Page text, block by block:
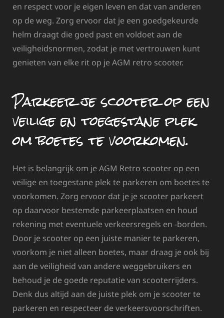
en respect voor je eigen leven en dat van anderen
op de weg. Zorg ervoor dat je een goedgekeurde
helm draagt die goed past en voldoet aan de
veiligheidsnormen, zodat je met vertrouwen kunt
genieten van elke rit op je AGM retro scooter.
Parkeer je scooter op een
veilige en toegestane plek
om boetes te voorkomen.
Het is belangrijk om je AGM Retro scooter op een
veilige en toegestane plek te parkeren om boetes te
voorkomen. Zorg ervoor dat je je scooter parkeert
op daarvoor bestemde parkeerplaatsen en houd
rekening met eventuele verkeersregels en -borden.
Door je scooter op een juiste manier te parkeren,
voorkom je niet alleen boetes, maar draag je ook bij
aan de veiligheid van andere weggebruikers en
behoud je de goede reputatie van scooterrijders.
Denk dus altijd aan de juiste plek om je scooter te
parkeren en respecteer de verkeersvoorschriften.